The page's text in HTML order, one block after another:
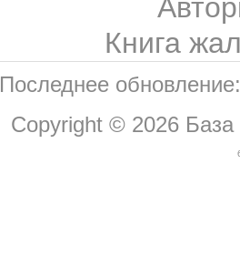
Книга
Последнее
Copyright © 2026 База